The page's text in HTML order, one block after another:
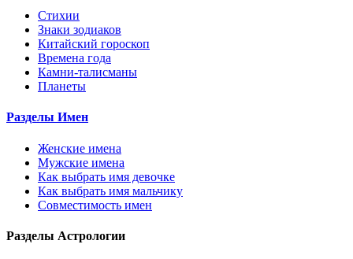
Стихии
Знаки зодиаков
Китайский гороскоп
Времена года
Камни-талисманы
Планеты
Разделы Имен
Женские имена
Мужские имена
Как выбрать имя девочке
Как выбрать имя мальчику
Совместимость имен
Разделы Астрологии